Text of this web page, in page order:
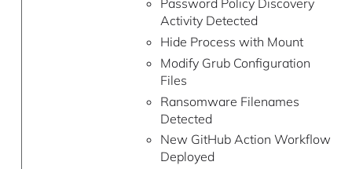
Password Policy Discovery
Activity Detected
Hide Process with Mount
Modify Grub Configuration
Files
Ransomware Filenames
Detected
New GitHub Action Workflow
Deployed